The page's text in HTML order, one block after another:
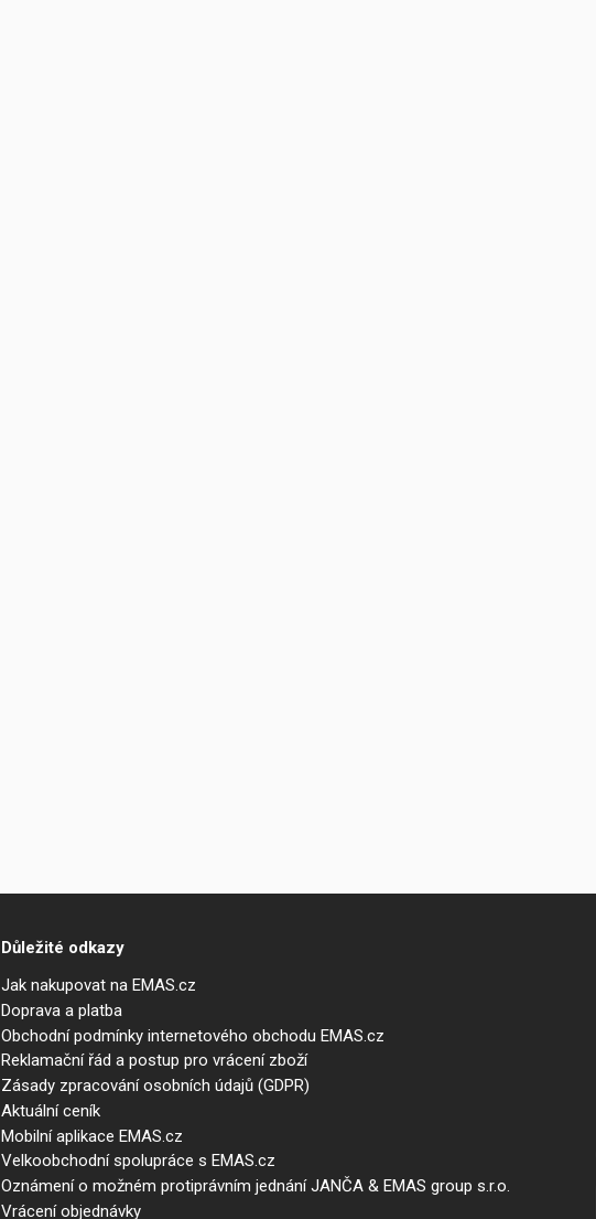
Důležité odkazy
Jak nakupovat na EMAS.cz
Doprava a platba
Obchodní podmínky internetového obchodu EMAS.cz
Reklamační řád a postup pro vrácení zboží
Zásady zpracování osobních údajů (GDPR)
Aktuální ceník
Mobilní aplikace EMAS.cz
Velkoobchodní spolupráce s EMAS.cz
Oznámení o možném protiprávním jednání JANČA & EMAS group s.r.o.
Vrácení objednávky